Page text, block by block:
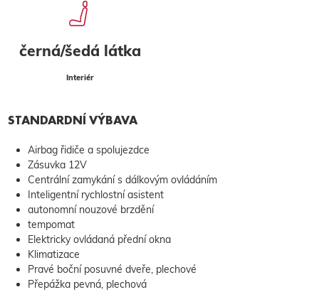
černá/šedá látka
Interiér
STANDARDNÍ VÝBAVA
Airbag řidiče a spolujezdce
Zásuvka 12V
Centrální zamykání s dálkovým ovládáním
Inteligentní rychlostní asistent
autonomní nouzové brzdění
tempomat
Elektricky ovládaná přední okna
Klimatizace
Pravé boční posuvné dveře, plechové
Přepážka pevná, plechová